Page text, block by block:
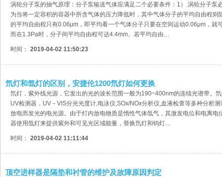
涡轮分子泵的抽气原理：分子泵输送气体应满足二个必要条件：1）.涡轮分子泵
为当将一定容积的容器中所含气体的压力降低时，其中气体分子的平均自由程则
的平均自由程只有0.06μm，即平均看一个气体分子只要在空间运动0.06μm，就
而在1.3Pa时，分子间平均自由程可达4.4mm。若平均自由…
时间： 2019-04-02 11:50:23
氘灯和氙灯的区别，安捷伦1200氘灯如何更换
氘灯，紫外线光源，它发出的光的波长范围一般为190~400nm的连续光谱带。
UV检测器，UV－VIS分光光度计,电泳仪,SOx/NOx分析仪,血液检查等多种分析
放电而发光的电光源。由于灯内放电物质是惰性气体氙气，其激发电位和电离电
器使用氙灯来提供紫外和可见光区域能量，替换氘灯和钨灯…
时间： 2019-04-02 11:11:44
顶空进样器是隔垫和衬管的维护及故障原因判定